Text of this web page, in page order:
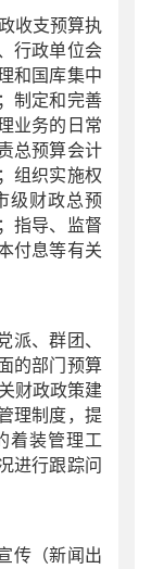
收支预算执
行政单位会
和国库集中
制定和完善
业务的日常
总预算会计
组织实施权
级财政总预
指导、监督
付息等有关
派、群团、
的部门预算
财政政策建
理制度，提
着装管理工
进行跟踪问
传（新闻出